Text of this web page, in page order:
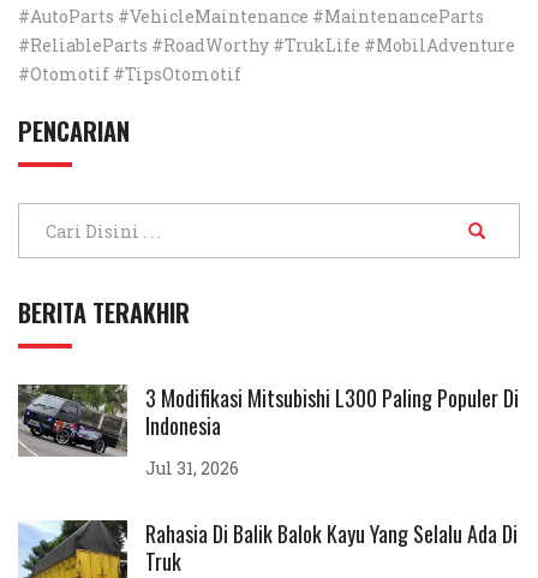
#AutoParts #VehicleMaintenance #MaintenanceParts
#ReliableParts #RoadWorthy #TrukLife #MobilAdventure
#Otomotif #TipsOtomotif
PENCARIAN
BERITA TERAKHIR
3 Modifikasi Mitsubishi L300 Paling Populer Di
Indonesia
Jul 31, 2026
Rahasia Di Balik Balok Kayu Yang Selalu Ada Di
Truk